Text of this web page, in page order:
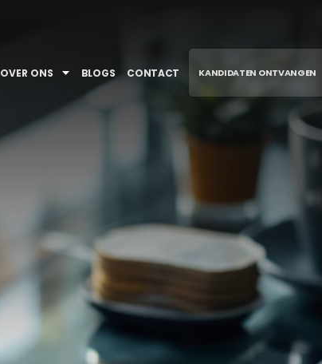
OVER ONS BLOGS CONTACT KANDIDATEN ONTVANGEN